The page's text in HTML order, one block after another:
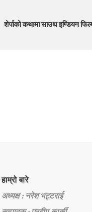
शेर्पाको कथामा साउथ इण्डियन
हाम्रो बारे
अध्यक्ष : नरेश भट्टराई